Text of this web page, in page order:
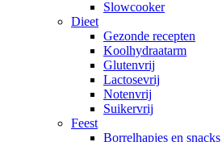
Slowcooker
Dieet
Gezonde recepten
Koolhydraatarm
Glutenvrij
Lactosevrij
Notenvrij
Suikervrij
Feest
Borrelhapjes en snacks